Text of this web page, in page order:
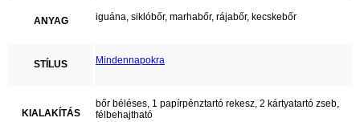
ANYAG iguána, siklóbőr, marhabőr, rájabőr, kecskebőr
STÍLUS Mindennapokra
KIALAKÍTÁS
bőr béléses, 1 papírpénztartó rekesz, 2 kártyatartó zseb,
félbehajtható